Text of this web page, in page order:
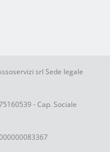
srl Sede legale
- Cap. Sociale